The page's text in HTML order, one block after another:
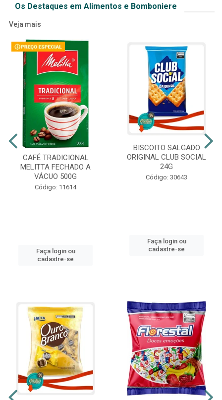
Os Destaques em Alimentos e Bomboniere
Veja mais
CAFÉ TRADICIONAL
MELITTA FECHADO A
VÁCUO 500G
Código: 11614
Faça login ou
cadastre-se
BISCOITO SALGADO
ORIGINAL CLUB SOCIAL
24G
Código: 30643
Faça login ou
cadastre-se